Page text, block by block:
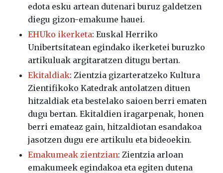
edota esku artean dutenari buruz galdetzen
diegu gizon-emakume hauei.
EHUko ikerketa: Euskal Herriko
Unibertsitatean egindako ikerketei buruzko
artikuluak argitaratzen ditugu bertan.
Ekitaldiak: Zientzia gizarteratzeko Kultura
Zientifikoko Katedrak antolatzen dituen
hitzaldiak eta bestelako saioen berri ematen
dugu bertan. Ekitaldien iragarpenak, honen
berri emateaz gain, hitzaldiotan esandakoa
jasotzen dugu ere artikulu eta bideoekin.
Emakumeak zientzian: Zientzia arloan
emakumeek egindakoa eta egiten dutena